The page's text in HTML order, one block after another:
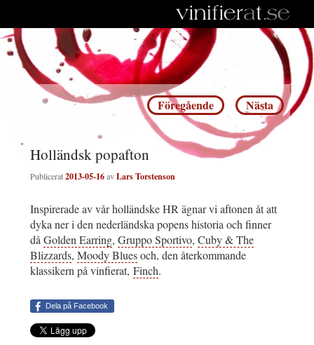
Inläggsnavigering
Föregående Nästa
Holländsk popafton
Publicerat2013-05-16avLars Torstenson
Inspirerade av vår holländske HR ägnar vi aftonen åt att
dyka ner i den nederländska popens historia och finner
dåGolden Earring, Gruppo Sportivo, Cuby & The
Blizzards, Moody Bluesoch, den återkommande
klassikern på vinfierat, Finch.
Dela på Facebook